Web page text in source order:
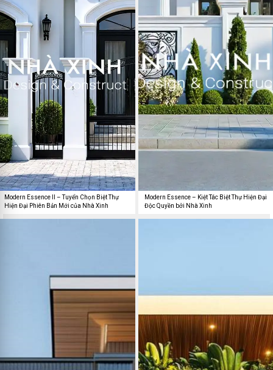
Modern Essence II – Tuyển Chọn Biệt Thự
Hiện Đại Phiên Bản Mới của Nhà Xinh
Modern Essence – Kiệt Tác Biệt Thự Hiện Đại
Độc Quyền bởi Nhà Xinh